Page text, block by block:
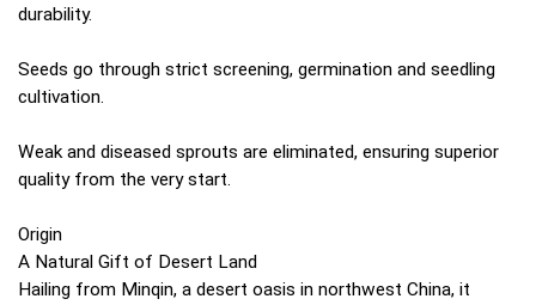
durability.
Seeds go through strict screening, germination and seedling
cultivation.
Weak and diseased sprouts are eliminated, ensuring superior
quality from the very start.
Origin
A Natural Gift of Desert Land
Hailing from Minqin, a desert oasis in northwest China, it